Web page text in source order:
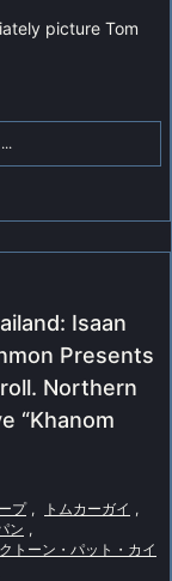
picture Tom
Isaan
Presents
Northern
“Khanom
プ , トムカーガイ ,
ン ,
トーン・パット・カイ